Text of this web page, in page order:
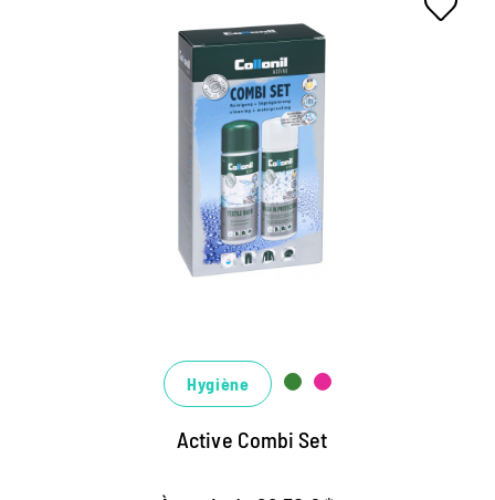
Cleaning- und Imprägnier-Kit für
Active-Material
Kombi-Set aus Textile Wash Flüssigwaschmittel und
Wash-in-Protector Imprägnierung für Funktions-
Materialien wie Membranen, Softshell, Hardshell,
Mikrofaser, Fleece und sogar Daunen
geniale Pflege: der Abperl-Effekt wird fluorfrei
erneuert, die Atmungsaktivität verbessert und
Hygiène
Active Combi Set